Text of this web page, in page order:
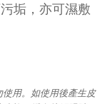
垢，亦可濕敷
用。如使用後產生皮